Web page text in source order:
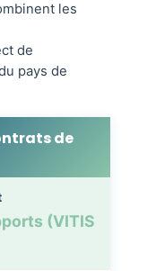
les
de
pays de
de
(VITIS